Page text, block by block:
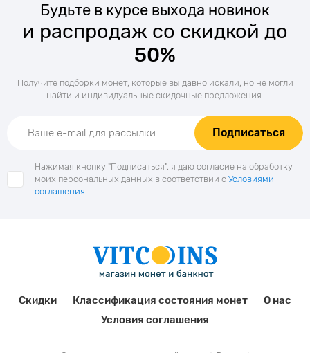
Будьте в курсе выхода новинок
и распродаж со скидкой до
50%
Получите подборки монет, которые вы давно искали, но не могли
найти и индивидуальные скидочные предложения.
Подписаться
Нажимая кнопку "Подписаться", я даю согласие на обработку
моих персональных данных в соответствии с Условиями
соглашения
Скидки Классификация состояния монет
О нас
Условия соглашения